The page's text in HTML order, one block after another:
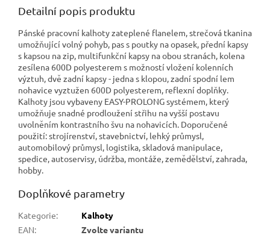
Detailní popis produktu
Pánské pracovní kalhoty zateplené flanelem, strečová tkanina
umožňující volný pohyb, pas s poutky na opasek, přední kapsy
s kapsou na zip, multifunkční kapsy na obou stranách, kolena
zesílena 600D polyesterem s možností vložení kolenních
výztuh, dvě zadní kapsy - jedna s klopou, zadní spodní lem
nohavice vyztužen 600D polyesterem, reflexní doplňky.
Kalhoty jsou vybaveny EASY-PROLONG systémem, který
umožňuje snadné prodloužení střihu na vyšší postavu
uvolněním kontrastního švu na nohavicích. Doporučené
použití: strojírenství, stavebnictví, lehký průmysl,
automobilový průmysl, logistika, skladová manipulace,
spedice, autoservisy, údržba, montáže, zemědělství, zahrada,
hobby.
Doplňkové parametry
Kategorie:
Kalhoty
EAN:
Zvolte variantu